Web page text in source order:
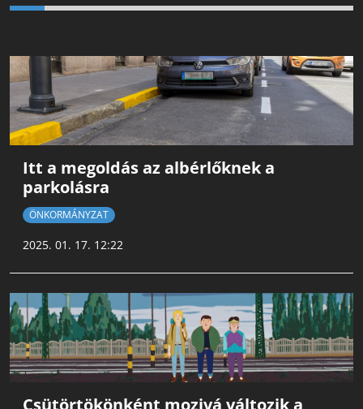
Itt a megoldás az albérlőknek a
parkolásra
ÖNKORMÁNYZAT
2025. 01. 17. 12:22